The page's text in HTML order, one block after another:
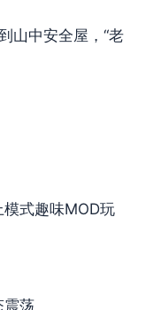
山中安全屋，“老
式趣味MOD玩
震荡